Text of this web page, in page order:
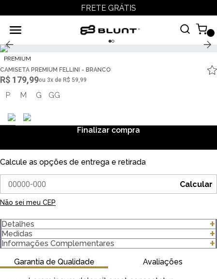
FRETE GRÁTIS
PREMIUM
CAMISETA PREMIUM FELLINI - BRANCO
R$ 179,99ou 3x de R$ 59,99
P M G GG
Finalizar compra
Calcule as opções de entrega e retirada
Calcular
Não sei meu CEP
Detalhes
- Modelagem Premium
- Unissex
- 100% algodão
- Gola canelada 3 Centímetros (cm) 2x1 com Elastano
- Gramatura 230 g/m²
Medidas
clique para abrir as medidas
Informações Complementares
Garantia de Qualidade
Avaliações